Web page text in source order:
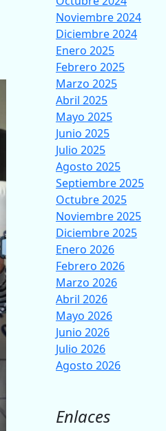
Noviembre 2024
Diciembre 2024
Enero 2025
Febrero 2025
Marzo 2025
Abril 2025
Mayo 2025
Junio 2025
Julio 2025
Agosto 2025
Septiembre 2025
Octubre 2025
Noviembre 2025
Diciembre 2025
Enero 2026
Febrero 2026
Marzo 2026
Abril 2026
Mayo 2026
Junio 2026
Julio 2026
Agosto 2026
Enlaces